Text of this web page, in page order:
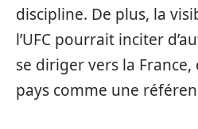
discipline. De plus, la
l’UFC pourrait inciter
se diriger vers la
pays comme une